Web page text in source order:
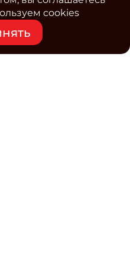
cookies